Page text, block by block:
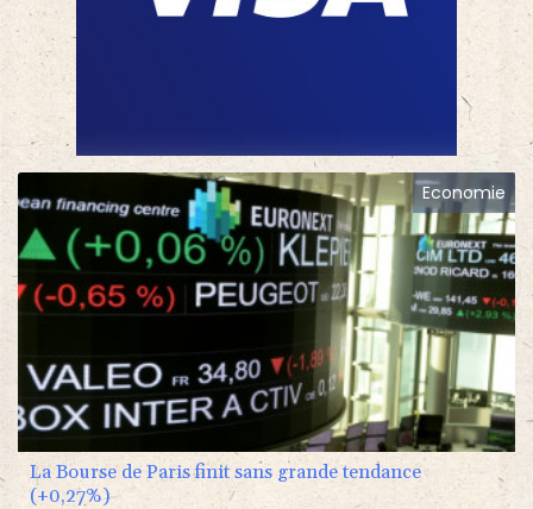
Economie
La Bourse de Paris finit sans grande tendance
(+0,27%)